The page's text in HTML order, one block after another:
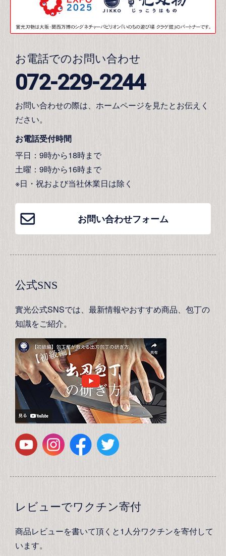
お電話でのお問い合わせ
072-229-2244
お問い合わせの際は、ホームページを見たとお伝えく
ださい。
お電話受付時間
平日：9時から18時まで
土曜：9時から16時まで
※日・祝および当社休業日は除く
お問い合わせフォーム
公式SNS
實光公式SNSでは、最新情報やおすすめ商品、包丁の
知識をご紹介。
レビューでワクチン寄付
商品レビューを書いて頂くと1人分ワクチンを寄付して
います。